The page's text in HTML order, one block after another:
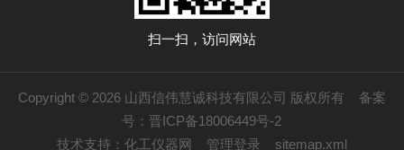
扫一扫，访问网站
Copyright © 2026 山西信伟慧诚科技有限公司 版权所有 备案
号：晋ICP备18006449号-2
技术支持： 化工仪器网 管理登录 sitemap.xml